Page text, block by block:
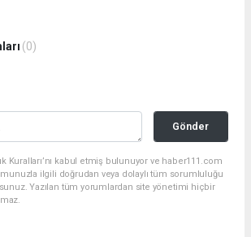
(0)
Gönder
Kuralları’nı kabul etmiş bulunuyor ve haber111.com
ilgili doğrudan veya dolaylı tüm sorumluluğu
Yazılan tüm yorumlardan site yönetimi hiçbir